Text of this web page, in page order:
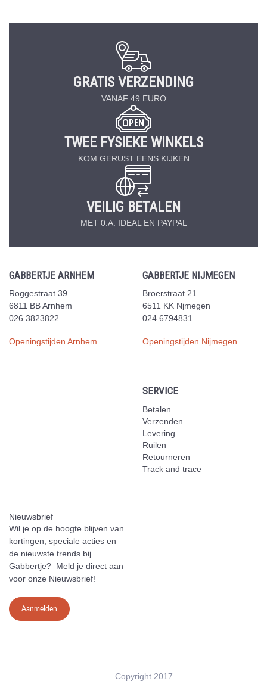
GRATIS VERZENDING
VANAF 49 EURO
TWEE FYSIEKE WINKELS
KOM GERUST EENS KIJKEN
VEILIG BETALEN
MET 0.A. IDEAL EN PAYPAL
GABBERTJE ARNHEM
Roggestraat 39
6811 BB Arnhem
026 3823822
Openingstijden Arnhem
GABBERTJE NIJMEGEN
Broerstraat 21
6511 KK Njmegen
024 6794831
Openingstijden Nijmegen
SERVICE
Betalen
Verzenden
Levering
Ruilen
Retourneren
Track and trace
Nieuwsbrief
Wil je op de hoogte blijven van
kortingen, speciale acties en
de nieuwste trends bij
Gabbertje? Meld je direct aan
voor onze Nieuwsbrief!
Aanmelden
Copyright 2017